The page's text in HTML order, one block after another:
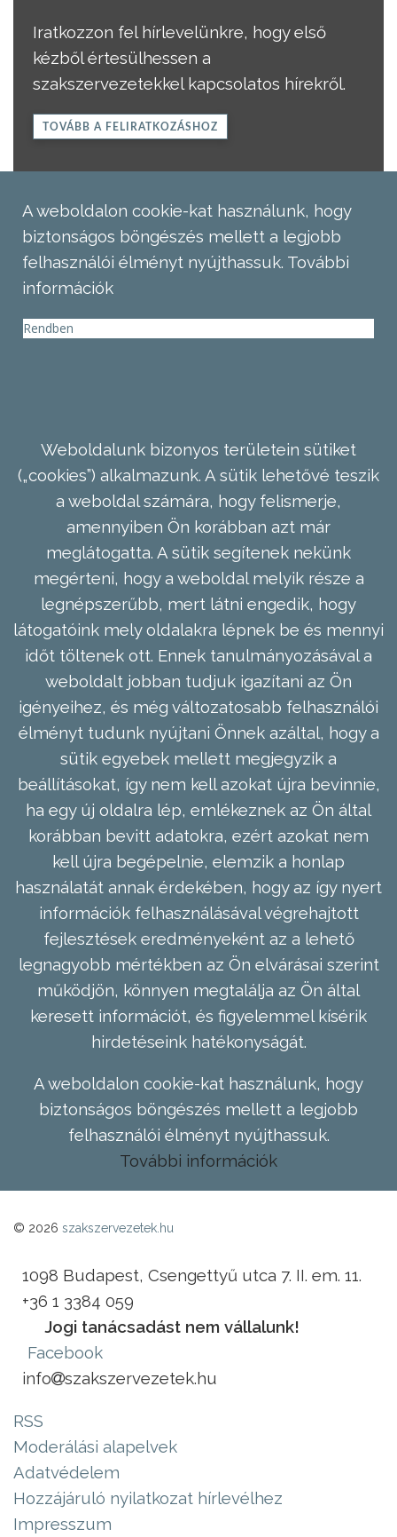
Iratkozzon fel hírlevelünkre, hogy első
kézből értesülhessen a
szakszervezetekkel kapcsolatos hírekről.
TOVÁBB A FELIRATKOZÁSHOZ
A weboldalon cookie-kat használunk, hogy
biztonságos böngészés mellett a legjobb
felhasználói élményt nyújthassuk. További
információk
Rendben
Weboldalunk bizonyos területein sütiket
(„cookies”) alkalmazunk. A sütik lehetővé teszik
a weboldal számára, hogy felismerje,
amennyiben Ön korábban azt már
meglátogatta. A sütik segítenek nekünk
megérteni, hogy a weboldal melyik része a
legnépszerűbb, mert látni engedik, hogy
látogatóink mely oldalakra lépnek be és mennyi
időt töltenek ott. Ennek tanulmányozásával a
weboldalt jobban tudjuk igazítani az Ön
igényeihez, és még változatosabb felhasználói
élményt tudunk nyújtani Önnek azáltal, hogy a
sütik egyebek mellett megjegyzik a
beállításokat, így nem kell azokat újra bevinnie,
ha egy új oldalra lép, emlékeznek az Ön által
korábban bevitt adatokra, ezért azokat nem
kell újra begépelnie, elemzik a honlap
használatát annak érdekében, hogy az így nyert
információk felhasználásával végrehajtott
fejlesztések eredményeként az a lehető
legnagyobb mértékben az Ön elvárásai szerint
működjön, könnyen megtalálja az Ön által
keresett információt, és figyelemmel kísérik
hirdetéseink hatékonyságát.
A weboldalon cookie-kat használunk, hogy
biztonságos böngészés mellett a legjobb
felhasználói élményt nyújthassuk.
További információk
© 2026 szakszervezetek.hu
1098 Budapest, Csengettyű utca 7. II. em. 11.
+36 1 3384 059
Jogi tanácsadást nem vállalunk!
Facebook
info
szakszervezetek.hu
RSS
Moderálási alapelvek
Adatvédelem
Hozzájáruló nyilatkozat hírlevélhez
Impresszum